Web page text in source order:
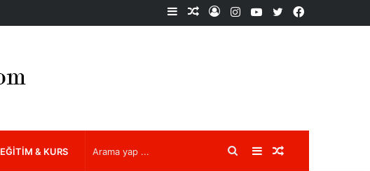
Facebook
X
YouTube
Instagram
Kayıt
Rastgele
Kenar
EĞITIM & KURS Rastgele
Kenar
Arama